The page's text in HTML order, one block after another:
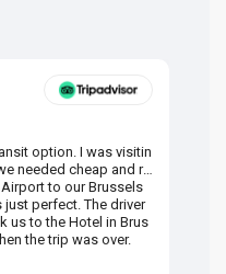
option. I was visitin
needed cheap and re
to our Brussels
perfect. The driver
us to the Hotel in Brus
the trip was over.